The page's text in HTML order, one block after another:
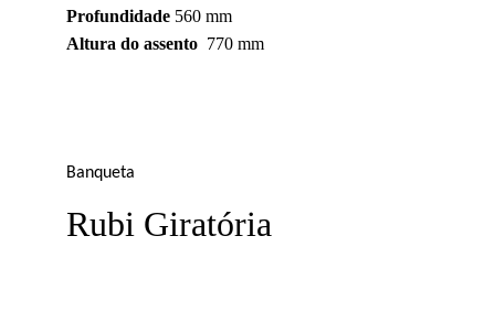
Profundidade 560 mm
Altura do assento
  770 mm
Banqueta
Rubi Giratória